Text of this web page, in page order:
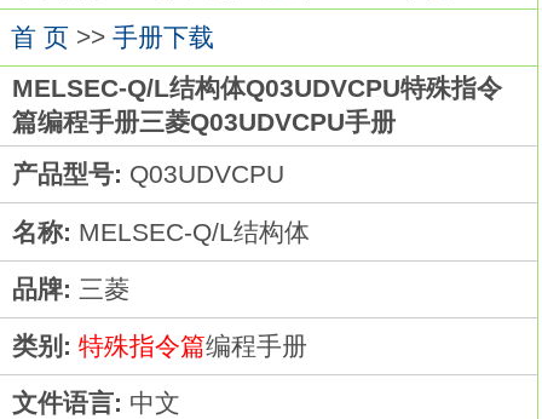
首 页>> 手册下载
MELSEC-Q/L结构体Q03UDVCPU特殊指令
篇编程手册三菱Q03UDVCPU手册
产品型号: Q03UDVCPU
名称: MELSEC-Q/L结构体
品牌: 三菱
类别: 特殊指令篇编程手册
文件语言: 中文